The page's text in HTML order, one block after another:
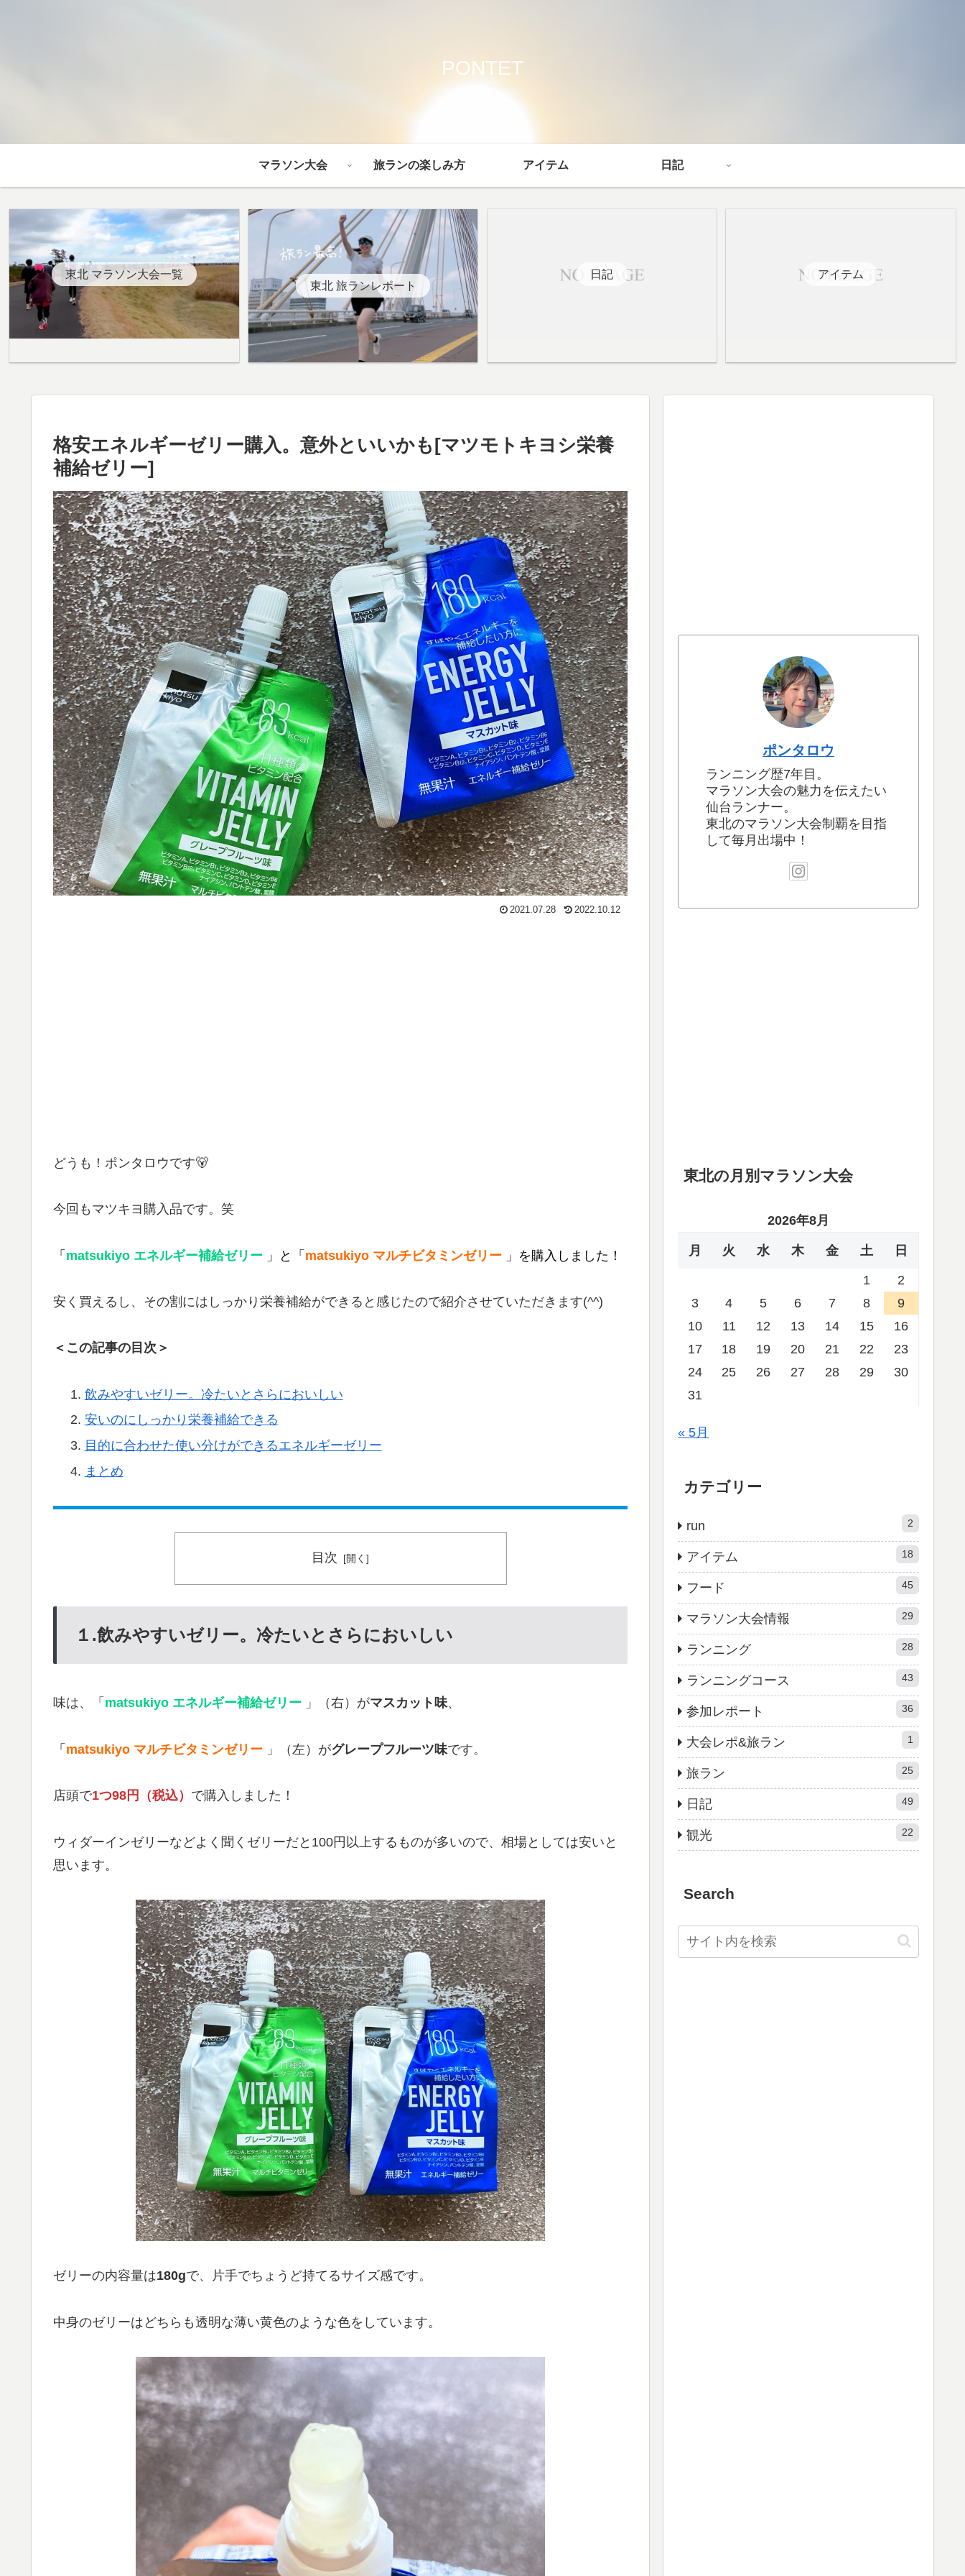
PONTET
マラソン大会 旅ランの楽しみ方 アイテム 日記
東北 マラソン大会一覧
東北 旅ランレポート
日記 アイテム
格安エネルギーゼリー購入。意外といいかも[マツモトキヨシ栄養
補給ゼリー]
2021.07.28 2022.10.12
どうも！ポンタロウです🐻
今回もマツキヨ購入品です。笑
「 matsukiyo エネルギー補給ゼリー 」と「 matsukiyo マルチビタミンゼリー 」を購入しました！
安く買えるし、その割にはしっかり栄養補給ができると感じたので紹介させていただきます(^^)
＜この記事の目次＞
飲みやすいゼリー。冷たいとさらにおいしい
安いのにしっかり栄養補給できる
目的に合わせた使い分けができるエネルギーゼリー
まとめ
目次
１.飲みやすいゼリー。冷たいとさらにおいしい
味は、「 matsukiyo エネルギー補給ゼリー 」（右）がマスカット味、
「 matsukiyo マルチビタミンゼリー 」（左）がグレープフルーツ味です。
店頭で1つ98円（税込） で購入しました！
ウィダーインゼリーなどよく聞くゼリーだと100円以上するものが多いので、相場としては安いと
思います。
ゼリーの内容量は180gで、片手でちょうど持てるサイズ感です。
中身のゼリーはどちらも透明な薄い黄色のような色をしています。
ポンタロウ
ランニング歴7年目。
マラソン大会の魅力を伝えたい
仙台ランナー。
東北のマラソン大会制覇を目指
して毎月出場中！
東北の月別マラソン大会
2026年8月
月 火 水 木 金 土 日
1
2
3
4 5 6 7 8
9
10
11 12 13 14 15
16
17
18 19 20 21 22
23
24
25 26 27 28 29
30
31
« 5月
カテゴリー
run 2
アイテム 18
フード 45
マラソン大会情報 29
ランニング 28
ランニングコース 43
参加レポート 36
大会レポ&旅ラン 1
旅ラン 25
日記 49
観光 22
Search